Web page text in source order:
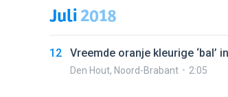
Juli2018
12 Vreemde oranje kleurige ‘bal’
Den Hout, Noord-Brabant 2:05